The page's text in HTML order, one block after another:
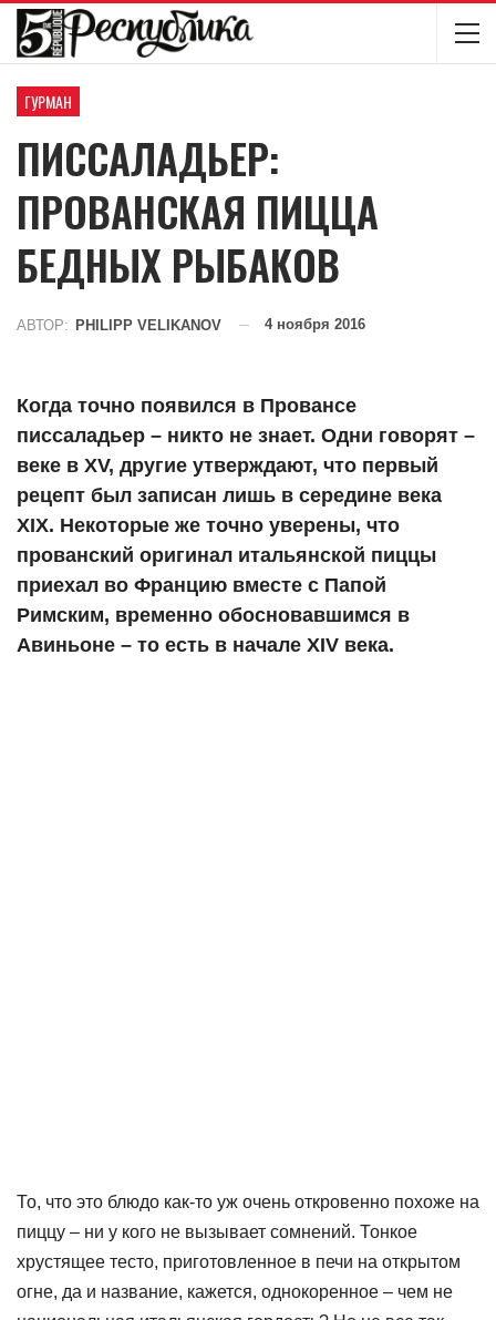
ГУРМАН
ПИССАЛАДЬЕР:
ПРОВАНСКАЯ ПИЦЦА
БЕДНЫХ РЫБАКОВ
АВТОР: PHILIPP VELIKANOV 4 ноября 2016
Когда точно появился в Провансе
писсаладьер – никто не знает. Одни говорят –
веке в XV, другие утверждают, что первый
рецепт был записан лишь в середине века
XIX. Некоторые же точно уверены, что
прованский оригинал итальянской пиццы
приехал во Францию вместе с Папой
Римским, временно обосновавшимся в
Авиньоне – то есть в начале XIV века.
То, что это блюдо как-то уж очень откровенно похоже на
пиццу – ни у кого не вызывает сомнений. Тонкое
хрустящее тесто, приготовленное в печи на открытом
огне, да и название, кажется, однокоренное – чем не